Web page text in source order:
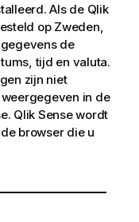
Als de Qlik
op Zweden,
de
tijd en valuta.
zijn niet
in de
. Qlik Sensewordt
browser die u